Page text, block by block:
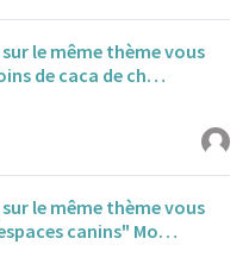
le même thème vous
de caca de ch…
le même thème vous
canins" Mo…